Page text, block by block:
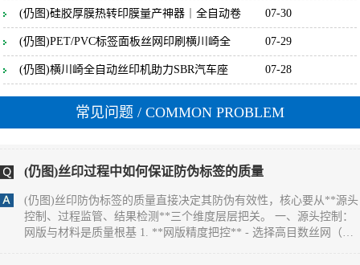
(仍图)硅胶厚膜热转印膜量产神器｜全自动卷 07-30
(仍图)PET/PVC标签面板丝网印刷横川崎全 07-29
(仍图)横川崎全自动丝印机助力SBR汽车座 07-28
常见问题 / COMMON PROBLEM
应商、同一生产批次**的防伪油墨（如光变油
(仍图)丝印过程中如何保证防伪标签的一致
(仍图) 保证丝印防伪标签一致性的核心，是**消除全流程变量**，
通过标准化材料、固定设备参数、统一操作规范和量化检测，实现
同批次乃至不同批次标签在外观、尺寸、防伪效果上的统一。 一、
源头控稳：材料与网版的一致性基础 1. **材料批次化管理** - 同一
批次标签必须使用同一供应商、同一批次的基材（如PET膜、易碎
控制、过程监管、结果检测**三个维度层层把关。 一、源头控制：
网版与材料是质量根基 1. **网版精度把控** - 选择高目数丝网（如
300-500目），确保微缩文字、精细纹理能清晰呈现，目数过低易导